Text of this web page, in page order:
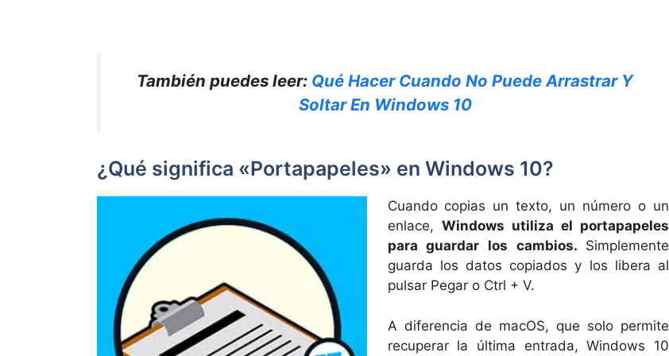
También puedes leer: Qué Hacer Cuando No Puede Arrastrar Y
Soltar En Windows 10
¿Qué significa «Portapapeles» en Windows 10?
Cuando copias un texto, un número o un
enlace, Windows utiliza el portapapeles
para guardar los cambios. Simplemente
guarda los datos copiados y los libera al
pulsar Pegar o Ctrl + V.
A diferencia de macOS, que solo permite
recuperar la última entrada, Windows 10